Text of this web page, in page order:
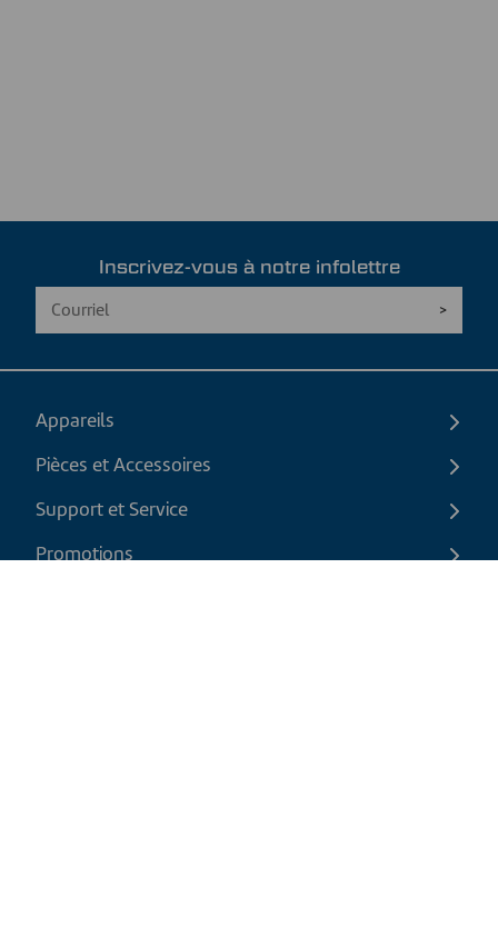
Inscrivez-vous à notre infolettre
Appareils
Pièces et Accessoires
Support et Service
Promotions